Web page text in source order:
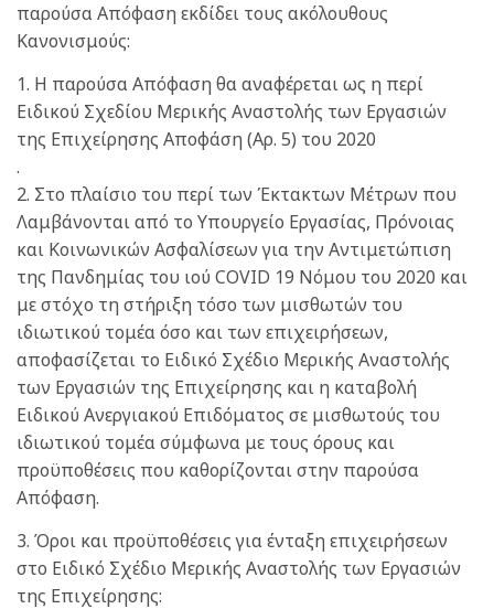
παρούσα Απόφαση εκδίδει τους ακόλουθους
Κανονισμούς:
1. Η παρούσα Απόφαση θα αναφέρεται ως η περί
Ειδικού Σχεδίου Μερικής Αναστολής των Εργασιών
της Επιχείρησης Αποφάση (Αρ. 5) του 2020
.
2. Στο πλαίσιο του περί των Έκτακτων Μέτρων που
Λαμβάνονται από το Υπουργείο Εργασίας, Πρόνοιας
και Κοινωνικών Ασφαλίσεων για την Αντιμετώπιση
της Πανδημίας του ιού COVID 19 Νόμου του 2020 και
με στόχο τη στήριξη τόσο των μισθωτών του
ιδιωτικού τομέα όσο και των επιχειρήσεων,
αποφασίζεται το Ειδικό Σχέδιο Μερικής Αναστολής
των Εργασιών της Επιχείρησης και η καταβολή
Ειδικού Ανεργιακού Επιδόματος σε μισθωτούς του
ιδιωτικού τομέα σύμφωνα με τους όρους και
προϋποθέσεις που καθορίζονται στην παρούσα
Απόφαση.
3. Όροι και προϋποθέσεις για ένταξη επιχειρήσεων
στο Ειδικό Σχέδιο Μερικής Αναστολής των Εργασιών
της Επιχείρησης: